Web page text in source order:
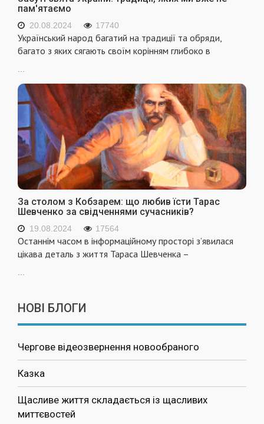
пам'ятаємо
20.08.2024 17740
Український народ багатий на традиції та обряди,
багато з яких сягають своїм корінням глибоко в
За столом з Кобзарем: що любив їсти Тарас
Шевченко за свідченнями сучасників?
19.08.2024 17564
Останнім часом в інформаційному просторі з’явилася
цікава деталь з життя Тараса Шевченка –
...
НОВІ БЛОГИ
Чергове відеозвернення новообраного
Казка
Щасливе життя складається із щасливих
миттєвостей